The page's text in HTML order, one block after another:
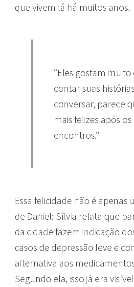
que vivem lá há muitos anos.
“Eles gostam muito
contar suas
conversar, parece
mais felizes após os
encontros.”
Essa felicidade não é apenas
de Daniel: Sílvia relata que
da cidade fazem indicação
casos de depressão leve e
alternativa aos
Segundo ela, isso já era